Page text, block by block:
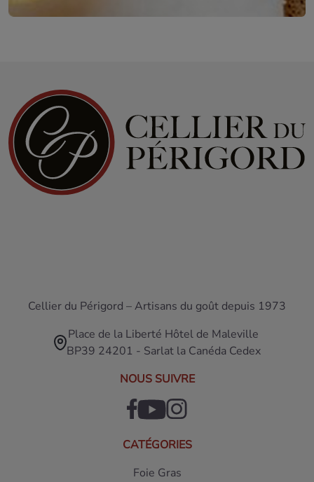
Cellier du Périgord – Artisans du goût depuis 1973
Place de la Liberté Hôtel de Maleville
BP39 24201 - Sarlat la Canéda Cedex
NOUS SUIVRE
CATÉGORIES
Foie Gras